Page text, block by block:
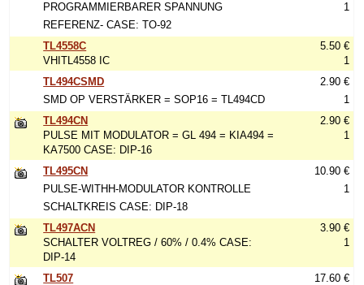
PROGRAMMIERBARER SPANNUNG
REFERENZ- CASE: TO-92
1
TL4558C
VHITL4558 IC
5.50 €
1
TL494CSMD
SMD OP VERSTÄRKER = SOP16 = TL494CD
2.90 €
1
TL494CN
PULSE MIT MODULATOR = GL 494 = KIA494 =
KA7500 CASE: DIP-16
2.90 €
1
TL495CN
PULSE-WITHH-MODULATOR KONTROLLE
SCHALTKREIS CASE: DIP-18
10.90 €
1
TL497ACN
SCHALTER VOLTREG / 60% / 0.4% CASE:
DIP-14
3.90 €
1
TL507
17.60 €